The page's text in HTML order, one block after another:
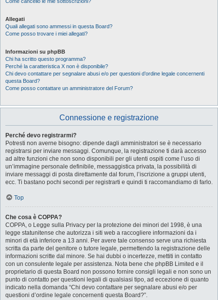
Allegati
Quali allegati sono ammessi in questa Board?
Come posso trovare i miei allegati?
Informazioni su phpBB
Chi ha scritto questo programma?
Perché la caratteristica X non è disponibile?
Chi devo contattare per segnalare abusi e/o per questioni d’ordine legale concernenti
questa Board?
Come posso contattare un amministratore del Forum?
Connessione e registrazione
Perché devo registrarmi?
Potresti non averne bisogno: dipende dagli amministratori se è necessario
registrarsi per inviare messaggi. Comunque, la registrazione ti darà accesso
ad altre funzioni che non sono disponibili per gli utenti ospiti come l’uso di
un’immagine personale definibile, messaggistica privata, la possibilità di
inviare messaggi di posta direttamente dal forum, l’iscrizione a gruppi utenti,
ecc. Ti bastano pochi secondi per registrarti e quindi ti raccomandiamo di farlo.
Top
Che cosa è COPPA?
COPPA, o Legge sulla Privacy per la protezione dei minori del 1998, è una
legge statunitense che autorizza i siti web a raccogliere informazioni da i
minori di età inferiore a 13 anni. Per avere tale consenso serve una richiesta
scritta da parte del genitore o tutore legale, permettendo la registrazione delle
informazioni scritte dal minore. Se hai dubbi o incertezze, mettiti in contatto
con un consulente legale per assistenza. Nota bene che phpBB Limited e il
proprietario di questa Board non possono fornire consigli legali e non sono un
punto di contatto per questioni legali di qualsiasi tipo, ad eccezione di quanto
indicato nella domanda “Chi devo contattare per segnalare abusi e/o per
questioni d’ordine legale concernenti questa Board?”.